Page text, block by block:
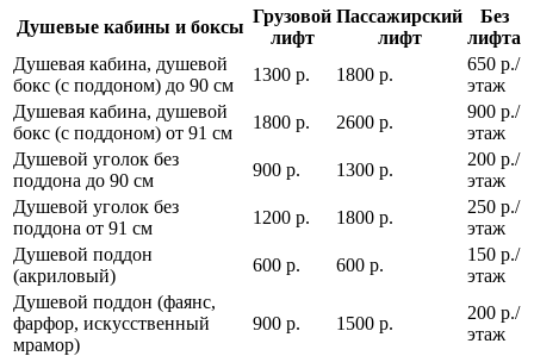
Душевые кабины и боксы
Грузовой
лифт
Пассажирский
лифт
Без
лифта
Душевая кабина, душевой
бокс (с поддоном) до 90 см
1300 р. 1800 р.
650 р./
этаж
Душевая кабина, душевой
бокс (с поддоном) от 91 см
1800 р. 2600 р.
900 р./
этаж
Душевой уголок без
поддона до 90 см
900 р. 1300 р.
200 р./
этаж
Душевой уголок без
поддона от 91 см
1200 р. 1800 р.
250 р./
этаж
Душевой поддон
(акриловый)
600 р. 600 р.
150 р./
этаж
Душевой поддон (фаянс,
фарфор, искусственный
мрамор)
900 р. 1500 р.
200 р./
этаж